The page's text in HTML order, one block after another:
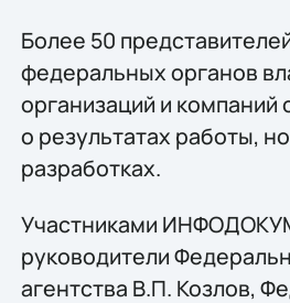
Более 50
федеральных органов
организаций и
о результатах работы,
разработках.
Участниками
руководители
агентства В.П. Козлов,